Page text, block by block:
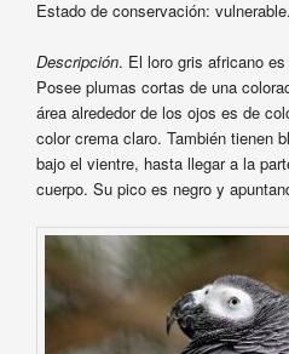
Estado de conservación: vulnerable.
Descripción. El loro gris africano
Posee plumas cortas de una
área alrededor de los ojos es de
color crema claro. También tienen
bajo el vientre, hasta llegar a la
cuerpo. Su pico es negro y